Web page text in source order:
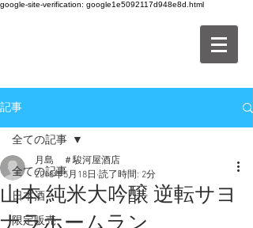
google-site-verification: google1e5092117d948e8d.html
記事
全ての記事
日本酒
限定販売
全ての記事
山本 純米大吟醸 逆転サヨ
月島 ＃駿河屋酒店
2018年5月18日 読了時間: 2分